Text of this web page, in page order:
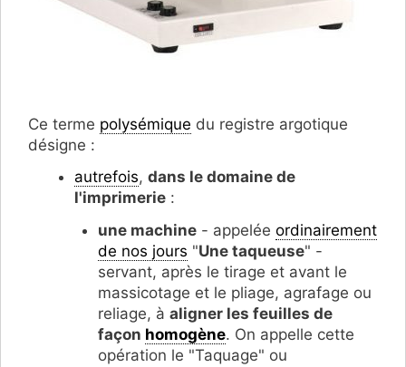
Ce terme polysémique du registre argotique
désigne :
autrefois, dans le domaine de
l'imprimerie :
une machine- appelée ordinairement
de nos jours "Une taqueuse" -
servant, après le tirage et avant le
massicotage et le pliage, agrafage ou
reliage, à aligner les feuilles de
façon homogène. On appelle cette
opération le "Taquage" ou